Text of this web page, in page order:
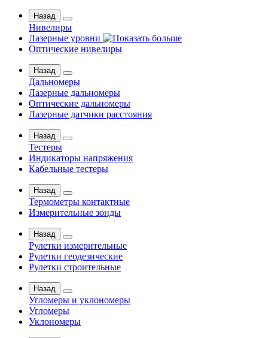
Назад
Нивелиры
Лазерные уровни
Оптические нивелиры
Назад
Дальномеры
Лазерные дальномеры
Оптические дальномеры
Лазерные датчики расстояния
Назад
Тестеры
Индикаторы напряжения
Кабельные тестеры
Назад
Термометры контактные
Измерительные зонды
Назад
Рулетки измерительные
Рулетки геодезические
Рулетки строительные
Назад
Угломеры и уклономеры
Угломеры
Уклономеры